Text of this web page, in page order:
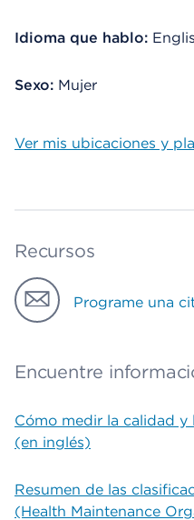
Idioma que hablo:
Sexo: Mujer
Ver mis ubicaciones y
Recursos
Programe una
Encuentre
Cómo medir la calidad
(en inglés)
Resumen de las
(Health Maintenance